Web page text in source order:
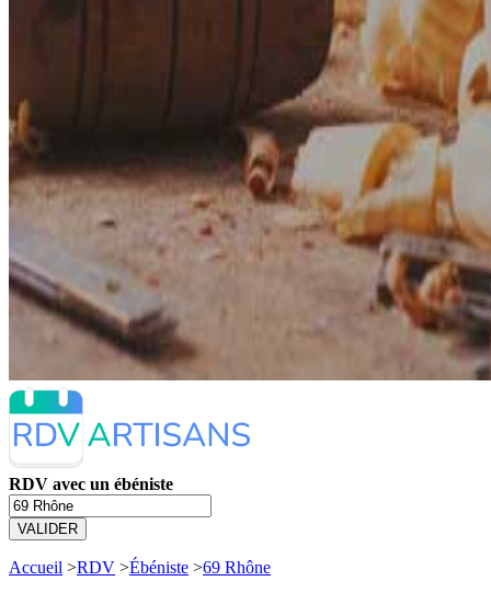
RDV avec un ébéniste
VALIDER
Accueil >RDV >Ébéniste >69 Rhône